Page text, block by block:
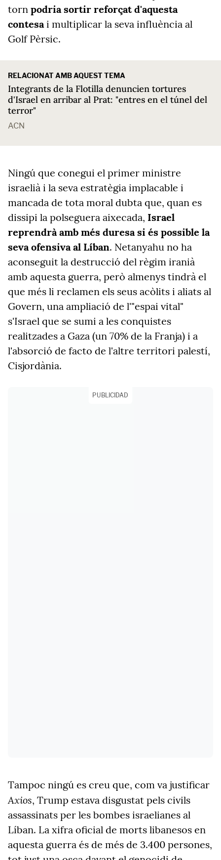
torn podria sortir reforçat d'aquesta
contesai multiplicar la seva influència al
Golf Pèrsic.
RELACIONAT AMB AQUEST TEMA
Integrants de la Flotilla denuncien tortures
d'Israel en arribar al Prat: "entres en el túnel del
terror"
ACN
Ningú que conegui el primer ministre
israelià i la seva estratègia implacable i
mancada de tota moral dubta que, quan es
dissipi la polseguera aixecada, Israel
reprendrà amb més duresa si és possible la
seva ofensiva al Líban. Netanyahu no ha
aconseguit la destrucció del règim iranià
amb aquesta guerra, però almenys tindrà el
que més li reclamen els seus acòlits i aliats al
Govern, una ampliació de l'"espai vital"
s'Israel que se sumi a les conquistes
realitzades a Gaza (un 70% de la Franja) i a
l'absorció de facto de l'altre territori palestí,
Cisjordània.
PUBLICIDAD
Tampoc ningú es creu que, com va justificar
Axios, Trump estava disgustat pels civils
assassinats per les bombes israelianes al
Líban. La xifra oficial de morts libanesos en
aquesta guerra és de més de 3.400 persones,